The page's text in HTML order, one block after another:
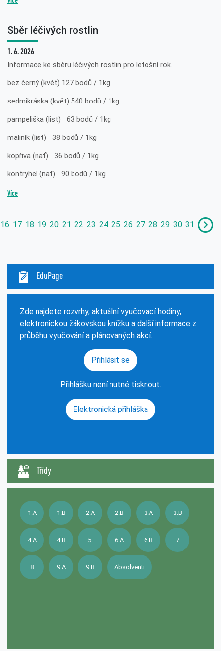
Sběr léčivých rostlin
1. 6. 2026
Informace ke sběru léčivých rostlin pro letošní rok.
bez černý (květ) 127 bodů / 1kg
sedmikráska (květ) 540 bodů / 1kg
pampeliška (list) 63 bodů / 1kg
maliník (list) 38 bodů / 1kg
kopřiva (nať) 36 bodů / 1kg
kontryhel (nať) 90 bodů / 1kg
Více
16 17 18 19 20 21 22 23 24 25 26 27 28 29 30 31
EduPage
Zde najdete rozvrhy, aktuální vyučovací hodiny,
elektronickou žákovskou knížku a další informace z
průběhu vyučování a plánovaných akcí.
Přihlásit se
Přihlášku není nutné tisknout.
Elektronická přihláška
Třídy
1.A 1.B 2.A 2.B 3.A 3.B
4.A 4.B 5. 6.A 6.B 7
8 9.A 9.B Absolventi